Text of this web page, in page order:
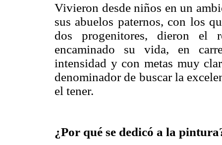
Vivieron desde niños en un
sus abuelos paternos, con los
dos progenitores, dieron el
encaminado su vida, en
intensidad y con metas muy
denominador de buscar la
el tener.
¿Por qué se dedicó a la